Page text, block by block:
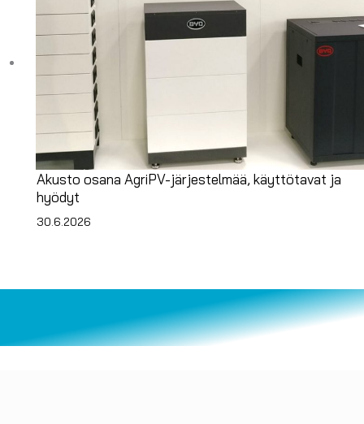
Akusto osana AgriPV-järjestelmää, käyttötavat ja
hyödyt
30.6.2026